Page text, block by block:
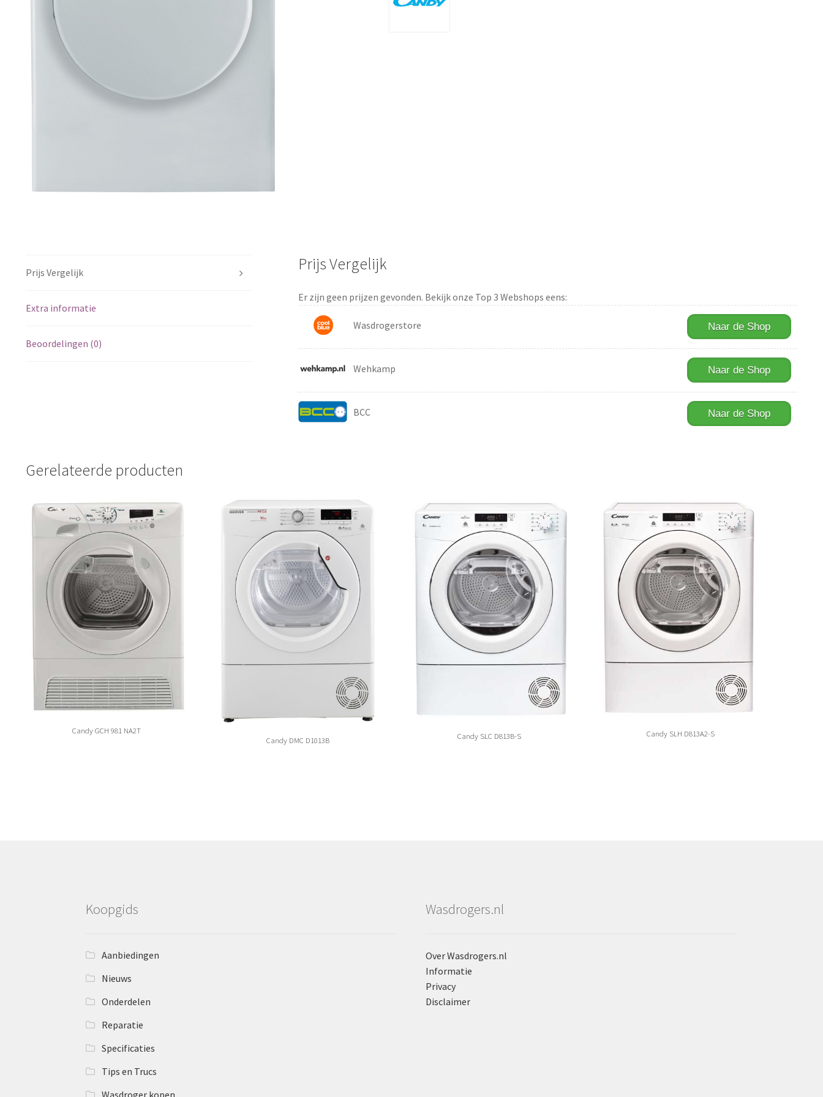
Prijs Vergelijk
Extra informatie
Beoordelingen (0)
Prijs Vergelijk
Er zijn geen prijzen gevonden. Bekijk onze Top 3 Webshops eens:
Wasdrogerstore Naar de Shop
Wehkamp Naar de Shop
BCC Naar de Shop
Gerelateerde producten
Candy GCH 981 NA2T
Candy DMC D1013B
Candy SLC D813B-S Candy SLH D813A2-S
Koopgids
Aanbiedingen
Nieuws
Onderdelen
Reparatie
Specificaties
Tips en Trucs
Wasdrogers.nl
Over Wasdrogers.nl
Informatie
Privacy
Disclaimer